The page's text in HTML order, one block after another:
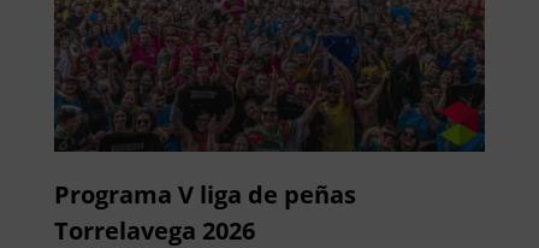
Programa V liga de peñas
Torrelavega 2026